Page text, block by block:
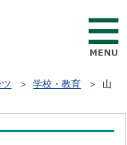
＞学校・教育 ＞ 山